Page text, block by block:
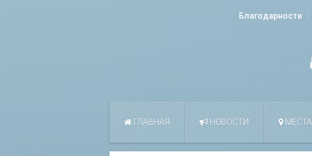
Благодарности
ГЛАВНАЯ НОВОСТИ МЕСТА